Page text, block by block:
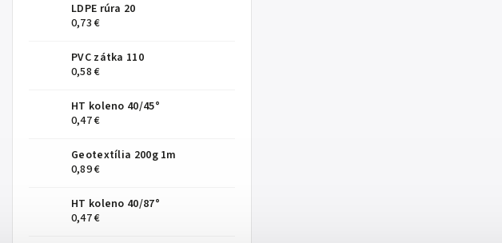
LDPE rúra 20
0,73 €
PVC zátka 110
0,58 €
HT koleno 40/45°
0,47 €
Geotextília 200g 1m
0,89 €
HT koleno 40/87°
0,47 €